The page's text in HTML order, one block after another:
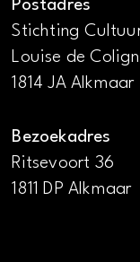
Postadres
Stichting
Louise de
1814 JA Alkmaar
Bezoekadres
Ritsevoort 36
1811 DP Alkmaar